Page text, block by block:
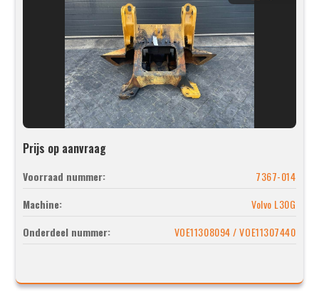
Prijs op aanvraag
Voorraad nummer:
7367-014
Machine:
Volvo L30G
Onderdeel nummer:
VOE11308094 / VOE11307440